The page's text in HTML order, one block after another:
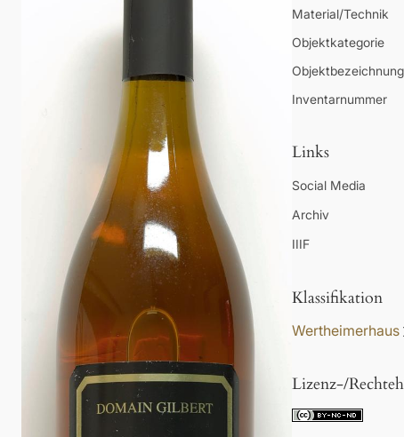
Material/Technik
Objektkategorie
Objektbezeichnung
Inventarnummer
Links
Social Media
Archiv
IIIF
Klassifikation
Wertheimerhaus
Lizenz-/